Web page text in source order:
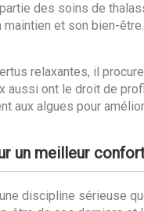
des soins de
et son bien-être.
relaxantes, il
aussi ont le droit de
aux algues pour
un meilleur
discipline sérieuse